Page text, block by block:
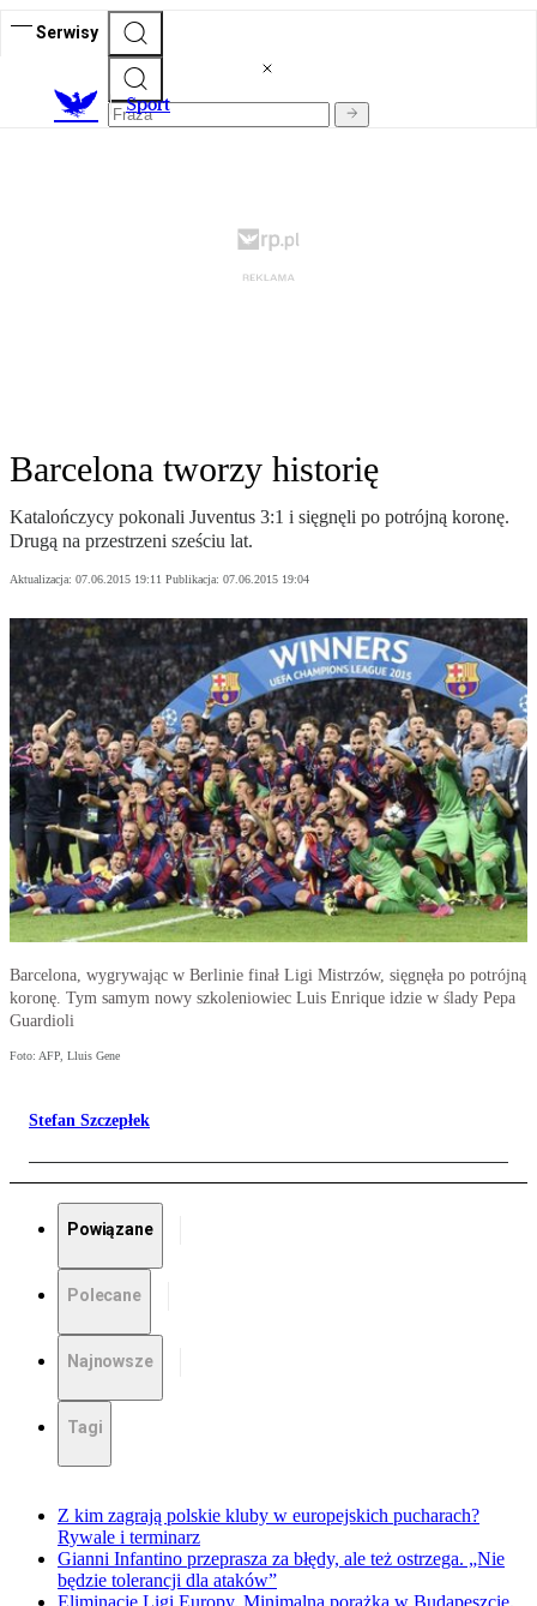
Serwisy
Sport
Barcelona tworzy historię
Katalończycy pokonali Juventus 3:1 i sięgnęli po potrójną koronę.
Drugą na przestrzeni sześciu lat.
Aktualizacja: 07.06.2015 19:11 Publikacja: 07.06.2015 19:04
Barcelona, wygrywając w Berlinie finał Ligi Mistrzów, sięgnęła po potrójną
koronę. Tym samym nowy szkoleniowiec Luis Enrique idzie w ślady Pepa
Guardioli
Foto: AFP, Lluis Gene
Stefan Szczepłek
Powiązane
Polecane
Najnowsze
Tagi
Z kim zagrają polskie kluby w europejskich pucharach?
Rywale i terminarz
Gianni Infantino przeprasza za błędy, ale też ostrzega. „Nie
będzie tolerancji dla ataków”
Eliminacje Ligi Europy. Minimalna porażka w Budapeszcie,